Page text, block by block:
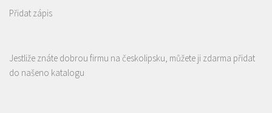
Potraviny
Erbenova 2906, Česká Lípa, Česko
Přidat zápis
Jestliže znáte dobrou firmu na českolipsku, můžete ji zdarma přidat
do našeno katalogu